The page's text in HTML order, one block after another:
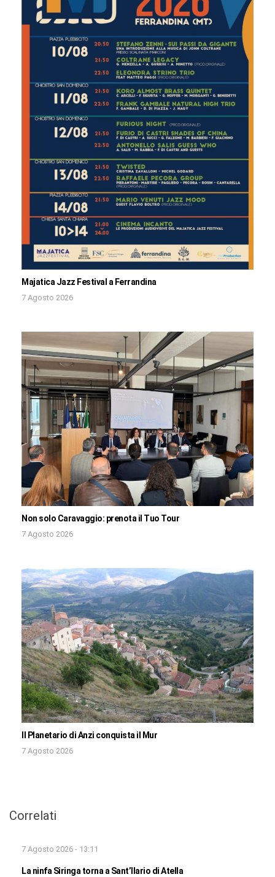
Majatica Jazz Festival a Ferrandina
7 Agosto 2026
Non solo Caravaggio: prenota il Tuo Tour
7 Agosto 2026
Il Planetario di Anzi conquista il Mur
7 Agosto 2026
Correlati
7 Agosto 2026 - 13:11
La ninfa Siringa torna a Sant’Ilario di Atella